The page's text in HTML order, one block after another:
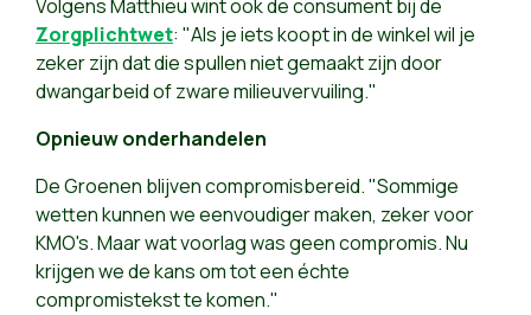
Volgens Matthieu wint ook de consument bij de
Zorgplichtwet: "Als je iets koopt in de winkel wil je
zeker zijn dat die spullen niet gemaakt zijn door
dwangarbeid of zware milieuvervuiling."
Opnieuw onderhandelen
De Groenen blijven compromisbereid. "Sommige
wetten kunnen we eenvoudiger maken, zeker voor
KMO's. Maar wat voorlag was geen compromis. Nu
krijgen we de kans om tot een échte
compromistekst te komen."